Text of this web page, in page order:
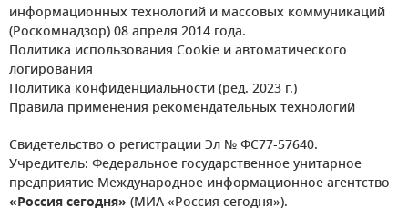
информационных технологий и массовых коммуникаций
(Роскомнадзор) 08 апреля 2014 года.
Политика использования Cookie и автоматического
логирования
Политика конфиденциальности (ред. 2023 г.)
Правила применения рекомендательных технологий
Свидетельство о регистрации Эл № ФС77-57640.
Учредитель: Федеральное государственное унитарное
предприятие Международное информационное агентство
«Россия сегодня» (МИА «Россия сегодня»).